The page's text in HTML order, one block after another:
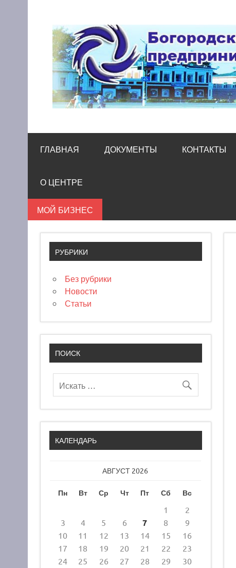
ГЛАВНАЯ ДОКУМЕНТЫ КОНТАКТЫ
О ЦЕНТРЕ
МОЙ БИЗНЕС
РУБРИКИ
Без рубрики
Новости
Статьи
ПОИСК
КАЛЕНДАРЬ
АВГУСТ 2026
Пн Вт Ср Чт Пт Сб Вс
1
2
3
4 5 6 7 8
9
10
11 12 13 14 15
16
17
18 19 20 21 22
23
24
25 26 27 28 29
30